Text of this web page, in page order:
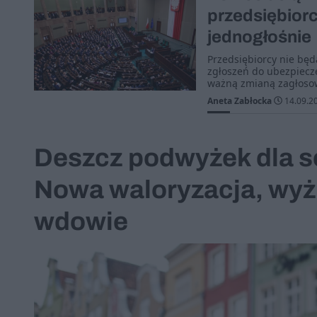
jednogłośnie
Przedsiębiorcy nie
zgłoszeń do
ważną zmianą
Aneta Zabłocka
Deszcz podwyżek dla
Nowa waloryzacja,
wdowie